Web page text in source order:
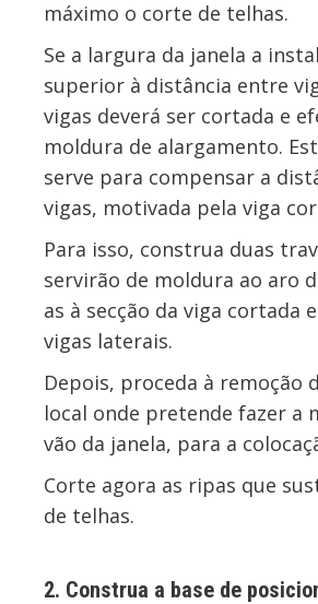
máximo o corte de telhas.
Se a largura da janela a
superior à distância entre
vigas deverá ser cortada e
moldura de alargamento.
serve para compensar a
vigas, motivada pela viga
Para isso, construa duas
servirão de moldura ao aro
as à secção da viga cortada
vigas laterais.
Depois, proceda à remoção
local onde pretende fazer a
vão da janela, para a
Corte agora as ripas que
de telhas.
2. Construa a base de